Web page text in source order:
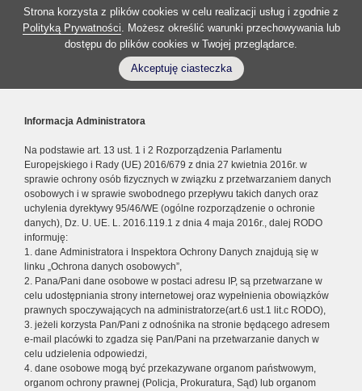
Strona korzysta z plików cookies w celu realizacji usług i zgodnie z
Polityką Prywatności. Możesz określić warunki przechowywania lub
dostępu do plików cookies w Twojej przeglądarce.
Akceptuję ciasteczka
Informacja Administratora
Na podstawie art. 13 ust. 1 i 2 Rozporządzenia Parlamentu
Europejskiego i Rady (UE) 2016/679 z dnia 27 kwietnia 2016r. w
sprawie ochrony osób fizycznych w związku z przetwarzaniem danych
osobowych i w sprawie swobodnego przepływu takich danych oraz
uchylenia dyrektywy 95/46/WE (ogólne rozporządzenie o ochronie
danych), Dz. U. UE. L. 2016.119.1 z dnia 4 maja 2016r., dalej RODO
informuję:
1. dane Administratora i Inspektora Ochrony Danych znajdują się w
linku „Ochrona danych osobowych”,
2. Pana/Pani dane osobowe w postaci adresu IP, są przetwarzane w
celu udostępniania strony internetowej oraz wypełnienia obowiązków
prawnych spoczywających na administratorze(art.6 ust.1 lit.c RODO),
3. jeżeli korzysta Pan/Pani z odnośnika na stronie będącego adresem
e-mail placówki to zgadza się Pan/Pani na przetwarzanie danych w
celu udzielenia odpowiedzi,
4. dane osobowe mogą być przekazywane organom państwowym,
organom ochrony prawnej (Policja, Prokuratura, Sąd) lub organom